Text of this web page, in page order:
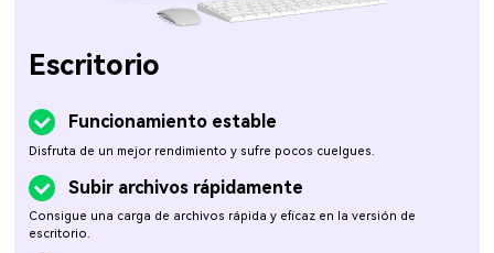
Escritorio
Funcionamiento estable
Disfruta de un mejor rendimiento y sufre pocos cuelgues.
Subir archivos rápidamente
Consigue una carga de archivos rápida y eficaz en la versión de
escritorio.